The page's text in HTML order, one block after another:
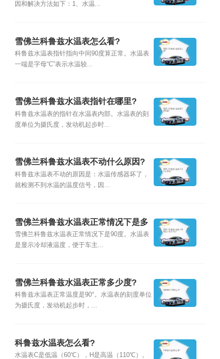
因和解决方法如下：1、水温...
雪佛兰科鲁兹水温表怎么看?
科鲁兹水温表指针指向中间90度算正常。水温表
一端是字母“C”表示水温较...
雪佛兰科鲁兹水温表指针在哪里?
科鲁兹水温表的指针在水温表内部。水温表的刻
度单位为摄氏度，发动机起步时...
雪佛兰科鲁兹水温表不动什么原因?
科鲁兹水温表不动的原因是：水温传感器坏了，
就检测不到水温的温度信号，因...
雪佛兰科鲁兹水温表正常情况下是多
少度?
雪佛兰科鲁兹水温表正常情况下是90度。水温表
是显示冷却液温度，便于车主...
雪佛兰科鲁兹水温表正常多少度?
科鲁兹水温表正常温度是90°。水温表的刻度单位
为摄氏度，发动机起步时，...
科鲁兹水温表怎么看?
水温表C是低温（60℃），H是高温（110℃）。